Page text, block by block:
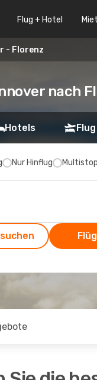
Flug + Hotel
- Florenz
nach
Hotels
Nur Hinflug